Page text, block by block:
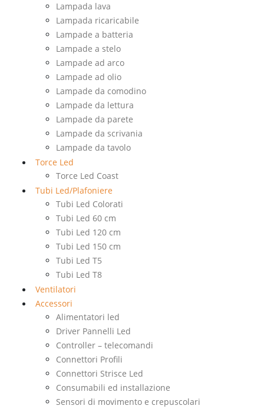
Lampada lava
Lampada ricaricabile
Lampade a batteria
Lampade a stelo
Lampade ad arco
Lampade ad olio
Lampade da comodino
Lampade da lettura
Lampade da parete
Lampade da scrivania
Lampade da tavolo
Torce Led
Torce Led Coast
Tubi Led/Plafoniere
Tubi Led Colorati
Tubi Led 60 cm
Tubi Led 120 cm
Tubi Led 150 cm
Tubi Led T5
Tubi Led T8
Ventilatori
Accessori
Alimentatori led
Driver Pannelli Led
Controller – telecomandi
Connettori Profili
Connettori Strisce Led
Consumabili ed installazione
Sensori di movimento e crepuscolari